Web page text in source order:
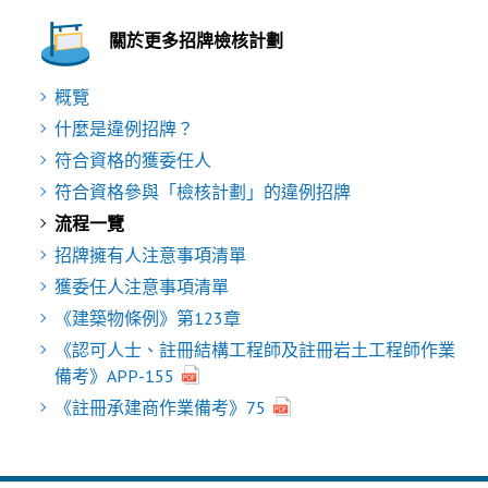
關於更多招牌檢核計劃
概覽
什麼是違例招牌？
符合資格的獲委任人
符合資格參與「檢核計劃」的違例招牌
流程一覽
招牌擁有人注意事項清單
獲委任人注意事項清單
《建築物條例》第123章
《認可人士、註冊結構工程師及註冊岩土工程師作業
備考》APP-155
《註冊承建商作業備考》75